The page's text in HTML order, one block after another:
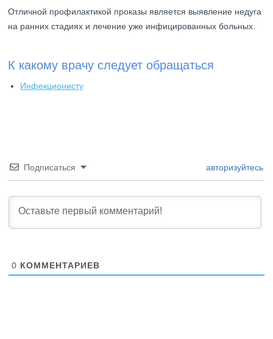
Отличной профилактикой проказы является выявление недуга
на ранних стадиях и лечение уже инфицированных больных.
К какому врачу следует обращаться
Инфекционисту
Подписаться авторизуйтесь
0 КОММЕНТАРИЕВ